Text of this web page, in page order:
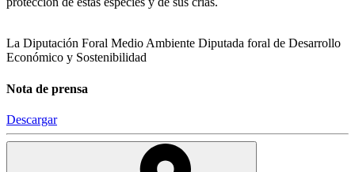
La Diputación Foral Medio Ambiente Diputada foral de Desarrollo
Económico y Sostenibilidad
Nota de prensa
Descargar